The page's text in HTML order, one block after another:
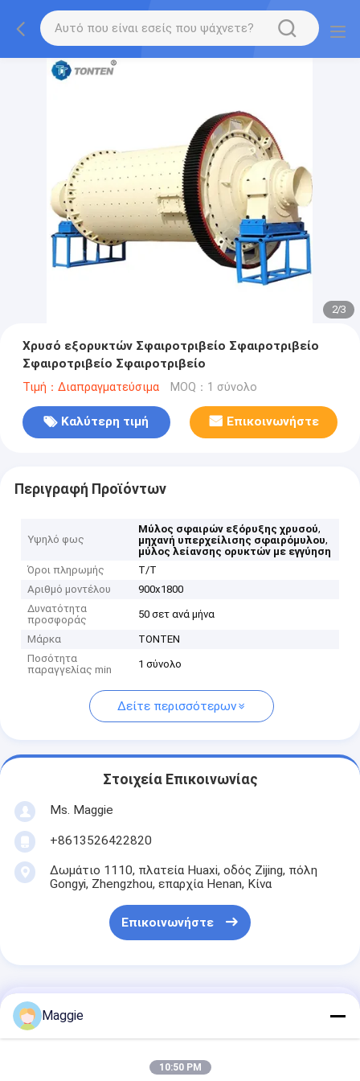
2/3
Χρυσό εξορυκτών Σφαιροτριβείο Σφαιροτριβείο
Σφαιροτριβείο Σφαιροτριβείο
Τιμή：Διαπραγματεύσιμα MOQ：1 σύνολο
Καλύτερη τιμή Επικοινωνήστε
Περιγραφή Προϊόντων
Υψηλό φως
Μύλος σφαιρών εξόρυξης χρυσού,
μηχανή υπερχείλισης σφαιρόμυλου,
μύλος λείανσης ορυκτών με εγγύηση
Όροι πληρωμής
Τ/Τ
Αριθμό μοντέλου
900x1800
Δυνατότητα
προσφοράς
50 σετ ανά μήνα
Μάρκα
TONTEN
Ποσότητα
παραγγελίας min
1 σύνολο
Δείτε περισσότερων
Στοιχεία Επικοινωνίας
Ms. Maggie
+8613526422820
Δωμάτιο 1110, πλατεία Huaxi, οδός Zijing, πόλη
Gongyi, Zhengzhou, επαρχία Henan, Κίνα
Επικοινωνήστε
Αποκτήστε Την Καλύτερη Τιμή Για
Χρυσό εξορυκτών
Σφαιροτριβείο
Maggie
10:50 PM